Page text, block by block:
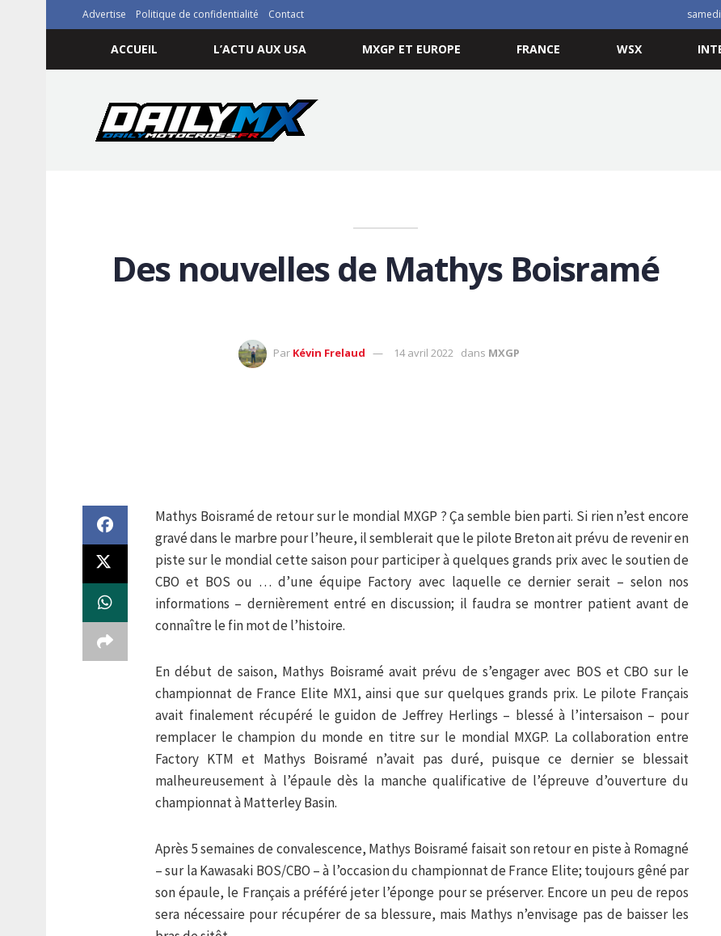
Advertise Politique de confidentialité Contact
ACCUEIL L’ACTU AUX USA MXGP ET EUROPE FRANCE WSX
Des nouvelles de Mathys Boisramé
Par Kévin Frelaud 14 avril 2022 dans MXGP
Mathys Boisramé de retour sur le mondial MXGP ? Ça semble bien parti. Si rien n’est encore
gravé dans le marbre pour l’heure, il semblerait que le pilote Breton ait prévu de revenir en
piste sur le mondial cette saison pour participer à quelques grands prix avec le soutien de
CBO et BOS ou … d’une équipe Factory avec laquelle ce dernier serait – selon nos
informations – dernièrement entré en discussion; il faudra se montrer patient avant de
connaître le fin mot de l’histoire.
En début de saison, Mathys Boisramé avait prévu de s’engager avec BOS et CBO sur le
championnat de France Elite MX1, ainsi que sur quelques grands prix. Le pilote Français
avait finalement récupéré le guidon de Jeffrey Herlings – blessé à l’intersaison – pour
remplacer le champion du monde en titre sur le mondial MXGP. La collaboration entre
Factory KTM et Mathys Boisramé n’avait pas duré, puisque ce dernier se blessait
malheureusement à l’épaule dès la manche qualificative de l’épreuve d’ouverture du
championnat à Matterley Basin.
Après 5 semaines de convalescence, Mathys Boisramé faisait son retour en piste à Romagné
– sur la Kawasaki BOS/CBO – à l’occasion du championnat de France Elite; toujours gêné par
son épaule, le Français a préféré jeter l’éponge pour se préserver. Encore un peu de repos
sera nécessaire pour récupérer de sa blessure, mais Mathys n’envisage pas de baisser les